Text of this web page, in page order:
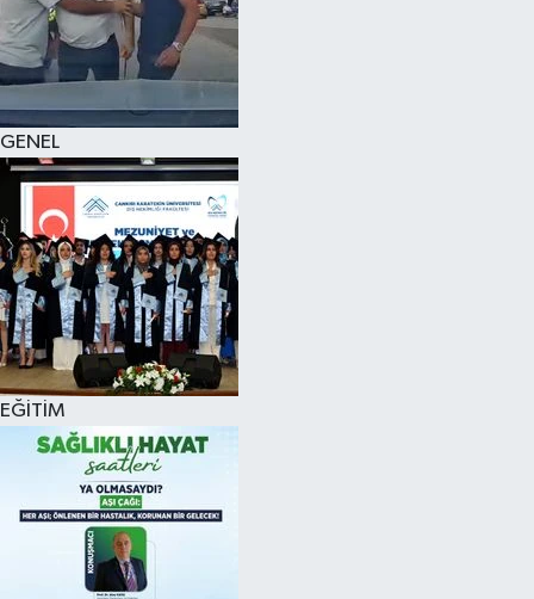
GENEL
EĞİTİM
KÜLTÜR SANAT
SAĞLIK
SİYASET
SPOR
TEKNOLOJİ
VİZYONDAKİLER
YAŞAM